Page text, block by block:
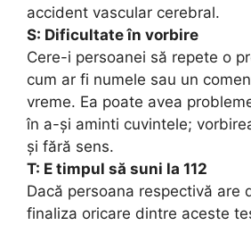
accident vascular cerebral.
S: Dificultate în vorbire
Cere-i persoanei să repete o
cum ar fi numele sau un
vreme. Ea poate avea
în a-și aminti cuvintele;
și fără sens.
T: E timpul să suni la 112
Dacă persoana respectivă are
finaliza oricare dintre aceste